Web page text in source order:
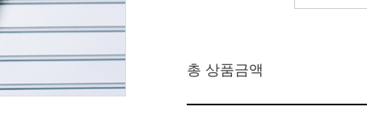
총 상품금액